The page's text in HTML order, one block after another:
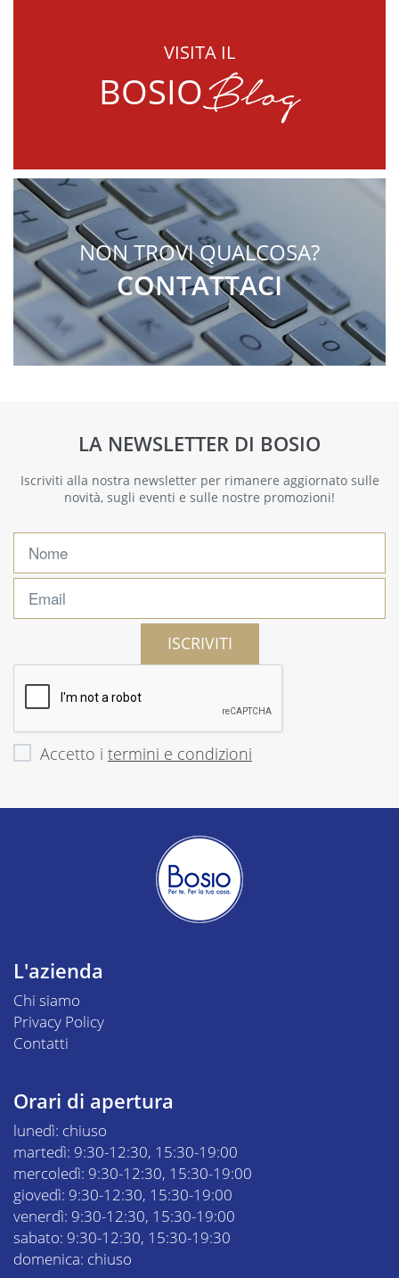
VISITA IL
BOSIOBlog
NON TROVI QUALCOSA?
CONTATTACI
LA NEWSLETTER DI BOSIO
Iscriviti alla nostra newsletter per rimanere aggiornato sulle
novità, sugli eventi e sulle nostre promozioni!
ISCRIVITI
Accetto i termini e condizioni
L'azienda
Chi siamo
Privacy Policy
Contatti
Orari di apertura
lunedì: chiuso
martedì: 9:30-12:30, 15:30-19:00
mercoledì: 9:30-12:30, 15:30-19:00
giovedì: 9:30-12:30, 15:30-19:00
venerdì: 9:30-12:30, 15:30-19:00
sabato: 9:30-12:30, 15:30-19:30
domenica: chiuso